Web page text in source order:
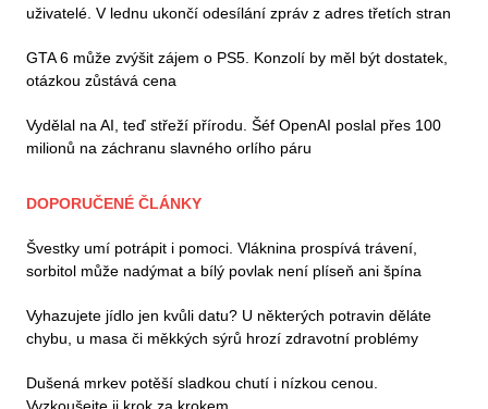
uživatelé. V lednu ukončí odesílání zpráv z adres třetích stran
GTA 6 může zvýšit zájem o PS5. Konzolí by měl být dostatek,
otázkou zůstává cena
Vydělal na AI, teď střeží přírodu. Šéf OpenAI poslal přes 100
milionů na záchranu slavného orlího páru
DOPORUČENÉ ČLÁNKY
Švestky umí potrápit i pomoci. Vláknina prospívá trávení,
sorbitol může nadýmat a bílý povlak není plíseň ani špína
Vyhazujete jídlo jen kvůli datu? U některých potravin děláte
chybu, u masa či měkkých sýrů hrozí zdravotní problémy
Dušená mrkev potěší sladkou chutí i nízkou cenou.
Vyzkoušejte ji krok za krokem